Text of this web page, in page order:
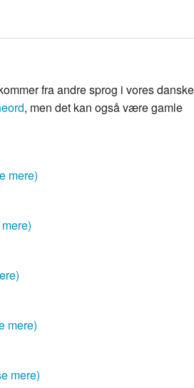
fra andre sprog i vores danske
, men det kan også være gamle
mere)
mere)
mere)